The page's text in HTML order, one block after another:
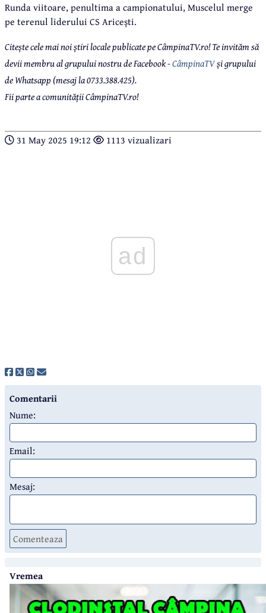
Runda viitoare, penultima a campionatului, Muscelul merge
pe terenul liderului CS Aricești.
Citește cele mai noi știri locale publicate pe CâmpinaTV.ro! Te invităm să
devii membru al grupului nostru de Facebook -CâmpinaTVși grupului
de Whatsapp (mesaj la 0733.388.425).
Fii parte a comunității CâmpinaTV.ro!
31 May 2025 19:12 1113 vizualizari
ad
Comentarii
Nume:
Email:
Mesaj:
Comenteaza
Vremea